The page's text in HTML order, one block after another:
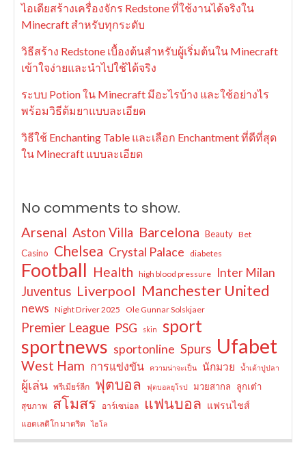
ไอเดียสร้างเครื่องจักร Redstone ที่ใช้งานได้จริงใน
Minecraft สำหรับทุกระดับ
วิธีสร้าง Redstone เบื้องต้นสำหรับผู้เริ่มต้นใน Minecraft
เข้าใจง่ายและนำไปใช้ได้จริง
ระบบ Potion ใน Minecraft มีอะไรบ้าง และใช้อย่างไร
พร้อมวิธีต้มยาแบบละเอียด
วิธีใช้ Enchanting Table และเลือก Enchantment ที่ดีที่สุด
ใน Minecraft แบบละเอียด
No comments to show.
Arsenal Aston Villa Barcelona Beauty Bet
Casino Chelsea Crystal Palace diabetes
Football Health high blood pressure Inter Milan
Juventus Liverpool Manchester United
news Night Driver 2025 Ole Gunnar Solskjaer
Premier League PSG skin sport
sportnews sportonline Spurs Ufabet
West Ham การแข่งขัน ความน่าจะเป็น นักมวย น้ำเต้าปูปลา
ผู้เล่น พรีเมียร์ลีก ฟุตบอล ฟุตบอลยุโรป มวยสากล ลูกเต๋า
สุขภาพ สโมสร อาร์เซน่อล แฟนบอล แฟรนไชส์
แอตเลติโก มาดริด ไฮโล